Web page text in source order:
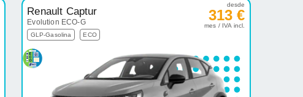
Renault Captur
Evolution ECO-G
GLP-Gasolina ECO
desde
313 €
mes / IVA incl.